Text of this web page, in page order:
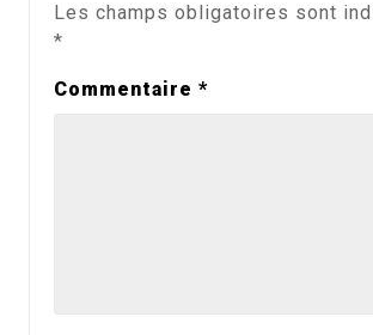
Les champs obligatoires sont
*
Commentaire *